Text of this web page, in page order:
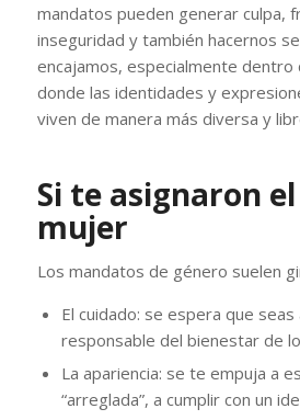
mandatos pueden generar culpa,
inseguridad y también hacernos
encajamos, especialmente dentro
donde las identidades y
viven de manera más diversa y
Si te asignaron
mujer
Los mandatos de género suelen
El cuidado: se espera que
responsable del bienestar de
La apariencia: se te empuja a
“arreglada”, a cumplir con un